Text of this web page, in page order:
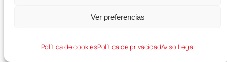
Ver preferencias
Política de cookiesPolítica de privacidadAviso Legal
road trip por